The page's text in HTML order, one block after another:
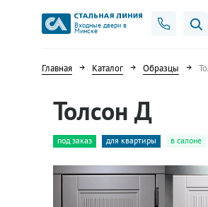
Входные двери в
Минске
Главная Каталог Образцы
Толсон Д
под заказ для квартиры в салоне